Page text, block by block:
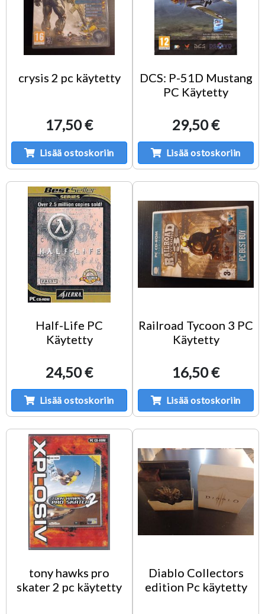
crysis 2 pc käytetty
17,50 €
Lisää ostoskoriin
DCS: P-51D Mustang
PC Käytetty
29,50 €
Lisää ostoskoriin
Half-Life PC
Käytetty
24,50 €
Lisää ostoskoriin
Railroad Tycoon 3 PC
Käytetty
16,50 €
Lisää ostoskoriin
tony hawks pro
skater 2 pc käytetty
Diablo Collectors
edition Pc käytetty